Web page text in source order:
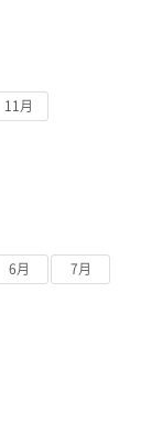
11月
6月 7月